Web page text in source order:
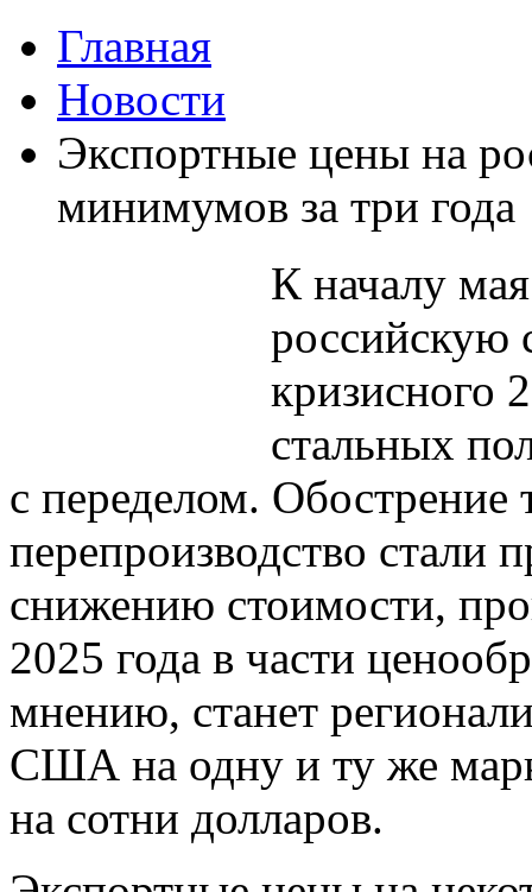
Главная
Новости
Экспортные цены на
минимумов за три года
К началу
российскую
кризисного
стальных
с переделом. Обострение
перепроизводство стали
снижению стоимости,
2025 года в части
мнению, станет
США на одну и ту же
на сотни долларов.